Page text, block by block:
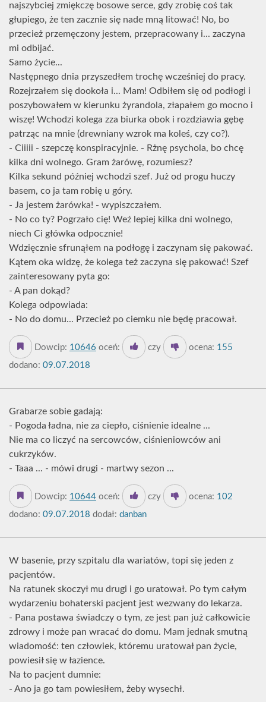
najszybciej zmiękczę bosowe serce, gdy zrobię coś tak
głupiego, że ten zacznie się nade mną litować! No, bo
przecież przemęczony jestem, przepracowany i... zaczyna
mi odbijać.
Samo życie...
Następnego dnia przyszedłem trochę wcześniej do pracy.
Rozejrzałem się dookoła i... Mam! Odbiłem się od podłogi i
poszybowałem w kierunku żyrandola, złapałem go mocno i
wiszę! Wchodzi kolega zza biurka obok i rozdziawia gębę
patrząc na mnie (drewniany wzrok ma koleś, czy co?).
- Ciiiii - szepczę konspiracyjnie. - Rżnę psychola, bo chcę
kilka dni wolnego. Gram żarówę, rozumiesz?
Kilka sekund później wchodzi szef. Już od progu huczy
basem, co ja tam robię u góry.
- Ja jestem żarówka! - wypiszczałem.
- No co ty? Pogrzało cię! Weź lepiej kilka dni wolnego,
niech Ci główka odpocznie!
Wdzięcznie sfrunąłem na podłogę i zaczynam się pakować.
Kątem oka widzę, że kolega też zaczyna się pakować! Szef
zainteresowany pyta go:
- A pan dokąd?
Kolega odpowiada:
- No do domu... Przecież po ciemku nie będę pracował.
Dowcip: 10646 oceń: czy ocena: 155
dodano: 09.07.2018
Grabarze sobie gadają:
- Pogoda ładna, nie za ciepło, ciśnienie idealne ...
Nie ma co liczyć na sercowców, ciśnieniowców ani
cukrzyków.
- Taaa ... - mówi drugi - martwy sezon ...
Dowcip: 10644 oceń: czy ocena: 102
dodano: 09.07.2018 dodał: danban
W basenie, przy szpitalu dla wariatów, topi się jeden z
pacjentów.
Na ratunek skoczył mu drugi i go uratował. Po tym całym
wydarzeniu bohaterski pacjent jest wezwany do lekarza.
- Pana postawa świadczy o tym, ze jest pan już całkowicie
zdrowy i może pan wracać do domu. Mam jednak smutną
wiadomość: ten człowiek, któremu uratował pan życie,
powiesił się w łazience.
Na to pacjent dumnie:
- Ano ja go tam powiesiłem, żeby wysechł.